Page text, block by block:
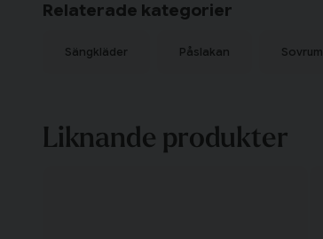
Relaterade kategorier
Sängkläder Påslakan Sovrum
Liknande produkter